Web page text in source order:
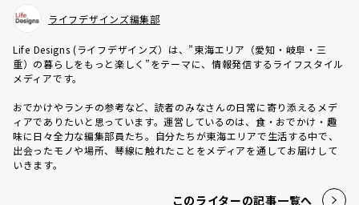
ライフデザインズ編集部
Life Designs (ライフデザインズ）は、”東海エリア（愛知・岐阜・三
重）の暮らしをもっと楽しく”をテーマに、情報発信するライフスタイル
メディアです。
おでかけやランチの参考など、読者のみなさんの日常に寄り添えるメデ
ィアでありたいと思っています。運営しているのは、食・おでかけ・趣
味に日々全力な編集部員たち。自分たちが東海エリアで生活する中で、
出会ったモノや場所、琴線に触れたことをメディアを通してお届けして
いきます。
このライターの記事一覧へ